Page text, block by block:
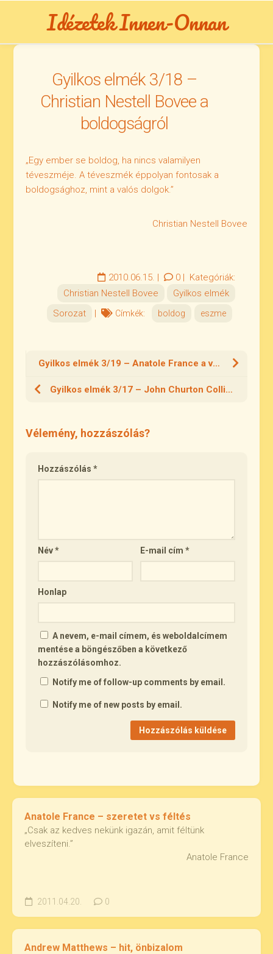
Idézetek Innen-Onnan
Gyilkos elmék 3/18 –
Christian Nestell Bovee a
boldogságról
„Egy ember se boldog, ha nincs valamilyen
téveszméje. A téveszmék éppolyan fontosak a
boldogsághoz, mint a valós dolgok.”
Christian Nestell Bovee
2010.06.15. | 0| Kategóriák:
Christian Nestell Bovee
Gyilkos elmék
Sorozat
| Címkék: boldog eszme
Gyilkos elmék 3/19 – Anatole France a változásról
Gyilkos elmék 3/17 – John Churton Collins – titkok vs béka
Vélemény, hozzászólás?
Hozzászólás*
Név* E-mail cím*
Honlap
A nevem, e-mail címem, és weboldalcímem
mentése a böngészőben a következő
hozzászólásomhoz.
Notify me of follow-up comments by email.
Notify me of new posts by email.
Anatole France – szeretet vs féltés
„Csak az kedves nekünk igazán, amit féltünk
elveszíteni.”
Anatole France
2011.04.20. 0
Andrew Matthews – hit, önbizalom